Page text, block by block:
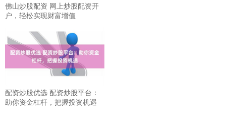
佛山炒股配资 网上炒股配资开
户，轻松实现财富增值
配资炒股优选 配资炒股平台：
助你资金杠杆，把握投资机遇